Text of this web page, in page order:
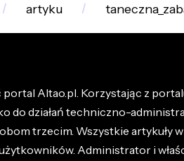
artyku
Altao.pl. Korzystając z
do działań techniczno-
trzecim. Wszystkie artykuły
Administrator i